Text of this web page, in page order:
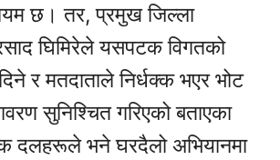
छ। तर, प्रमुख जिल्ला
घिमिरेले यसपटक विगतको
र मतदाताले निर्धक्क भएर भोट
सुनिश्चित गरिएको बताएका
दलहरूले भने घरदैलो अभियानमा